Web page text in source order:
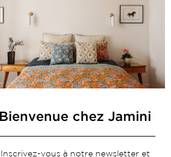
Collections
Déco & Linge de maison
Linge de table
Sacs & pochettes
Services
Bienvenue chez Jamini
Inscrivez-vous à notre newsletter et